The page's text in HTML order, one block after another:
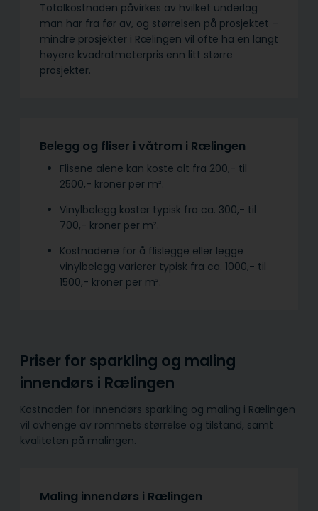
Totalkostnaden påvirkes av hvilket underlag
man har fra før av, og størrelsen på prosjektet –
mindre prosjekter i Rælingen vil ofte ha en langt
høyere kvadratmeterpris enn litt større
prosjekter.
Belegg og fliser i våtrom i Rælingen
Flisene alene kan koste alt fra 200,- til
2500,- kroner per m².
Vinylbelegg koster typisk fra ca. 300,- til
700,- kroner per m².
Kostnadene for å flislegge eller legge
vinylbelegg varierer typisk fra ca. 1000,- til
1500,- kroner per m².
Priser for sparkling og maling
innendørs i Rælingen
Kostnaden for innendørs sparkling og maling i Rælingen
vil avhenge av rommets størrelse og tilstand, samt
kvaliteten på malingen.
Maling innendørs i Rælingen